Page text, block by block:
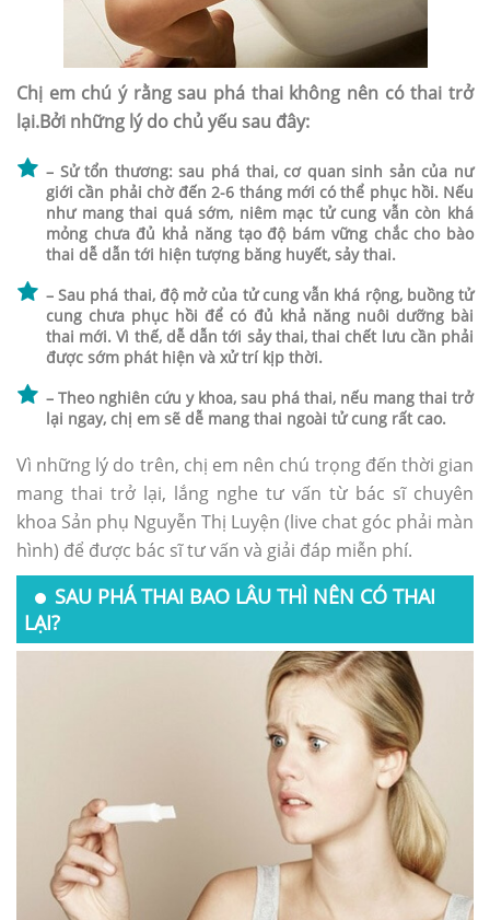
Chị em chú ý rằng sau phá thai không nên có thai trở
lại.Bởi những lý do chủ yếu sau đây:
– Sử tổn thương: sau phá thai, cơ quan sinh sản của nư
giới cần phải chờ đến 2-6 tháng mới có thể phục hồi. Nếu
như mang thai quá sớm, niêm mạc tử cung vẫn còn khá
mỏng chưa đủ khả năng tạo độ bám vững chắc cho bào
thai dễ dẫn tới hiện tượng băng huyết, sảy thai.
– Sau phá thai, độ mở của tử cung vẫn khá rộng, buồng tử
cung chưa phục hồi để có đủ khả năng nuôi dưỡng bài
thai mới. Vì thế, dễ dẫn tới sảy thai, thai chết lưu cần phải
được sớm phát hiện và xử trí kịp thời.
– Theo nghiên cứu y khoa, sau phá thai, nếu mang thai trở
lại ngay, chị em sẽ dễ mang thai ngoài tử cung rất cao.
Vì những lý do trên, chị em nên chú trọng đến thời gian
mang thai trở lại, lắng nghe tư vấn từ bác sĩ chuyên
khoa Sản phụ Nguyễn Thị Luyện (live chat góc phải màn
hình) để được bác sĩ tư vấn và giải đáp miễn phí.
SAU PHÁ THAI BAO LÂU THÌ NÊN CÓ THAI
LẠI?